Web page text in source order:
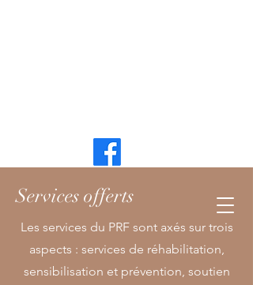
Services offerts
Les services du PRF sont axés sur trois
aspects : services de réhabilitation,
sensibilisation et prévention, soutien